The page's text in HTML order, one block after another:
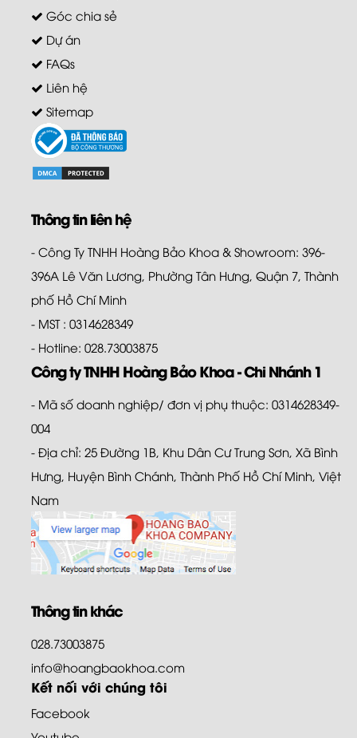
Góc chia sẻ
Dự án
FAQs
Liên hệ
Sitemap
Thông tin liên hệ
- Công Ty TNHH Hoàng Bảo Khoa & Showroom: 396-
396A Lê Văn Lương, Phường Tân Hưng, Quận 7, Thành
phố Hồ Chí Minh
- MST : 0314628349
- Hotline: 028.73003875
Công ty TNHH Hoàng Bảo Khoa - Chi Nhánh 1
- Mã số doanh nghiệp/ đơn vị phụ thuộc: 0314628349-
004
- Địa chỉ: 25 Đường 1B, Khu Dân Cư Trung Sơn, Xã Bình
Hưng, Huyện Bình Chánh, Thành Phố Hồ Chí Minh, Việt
Nam
Thông tin khác
028.73003875
info@hoangbaokhoa.com
Kết nối với chúng tôi
Facebook